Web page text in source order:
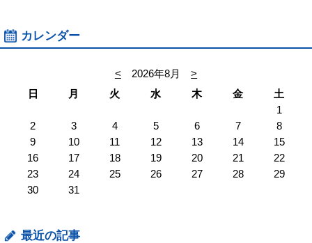
カレンダー
< 2026年8月
>
日
月 火 水 木 金
土
1
2
3 4 5 6 7
8
9
10 11 12 13 14
15
16
17 18 19 20 21
22
23
24 25 26 27 28
29
30
31
最近の記事